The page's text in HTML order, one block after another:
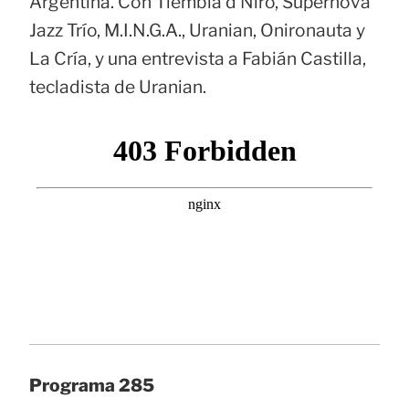
Jazz Trío, M.I.N.G.A., Uranian, Onironauta y
La Cría, y una entrevista a Fabián Castilla,
tecladista de Uranian.
Programa 285